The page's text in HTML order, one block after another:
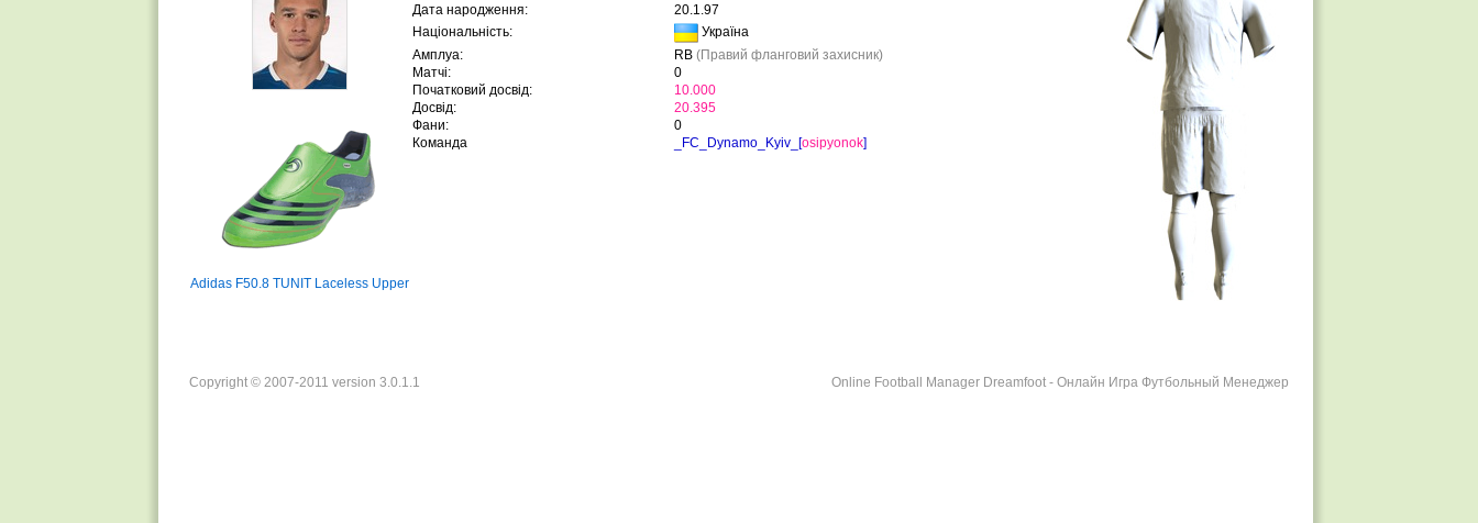
Adidas F50.8 TUNIT Laceless Upper
Дата народження:
20.1.97
Національність:
Україна
Амплуа:
RB (Правий фланговий захисник)
Матчі:
0
Початковий досвід:
10.000
Досвід:
20.395
Фани:
0
Команда
_FC_Dynamo_Kyiv_[osipyonok]
Online Football Manager Dreamfoot - Онлайн Игра Футбольный Менеджер
Copyright © 2007-2011 version 3.0.1.1